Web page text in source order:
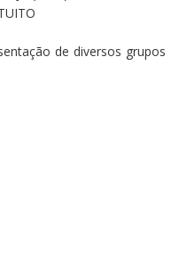
de diversos grupos